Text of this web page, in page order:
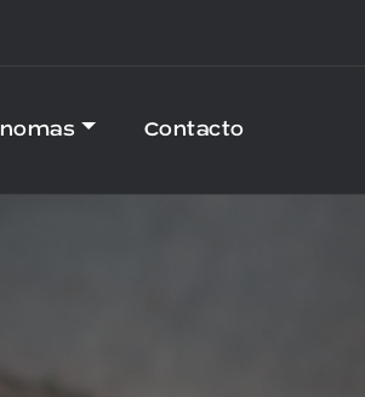
Contacto